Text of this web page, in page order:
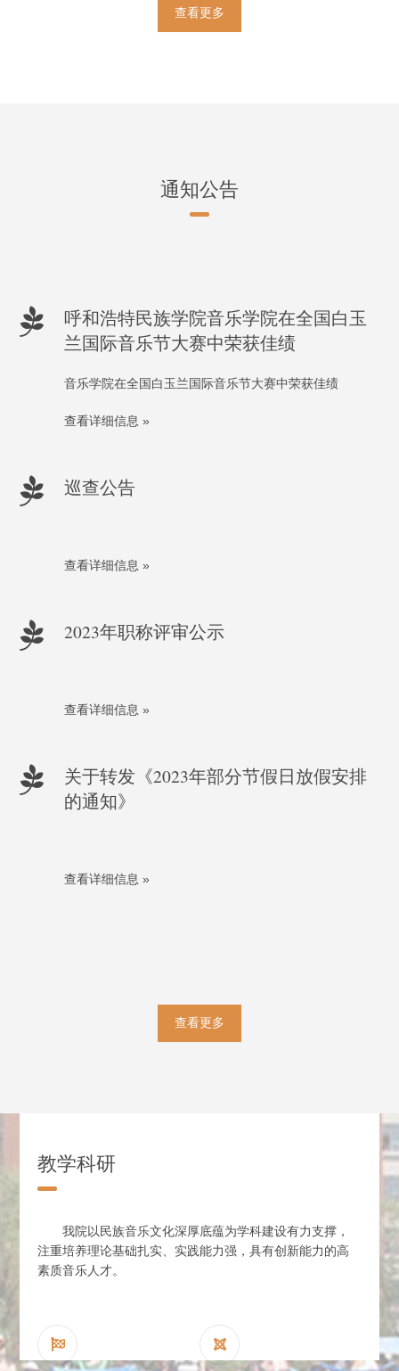
查看更多
通知公告
呼和浩特民族学院音乐学院在全国白玉
兰国际音乐节大赛中荣获佳绩
音乐学院在全国白玉兰国际音乐节大赛中荣获佳绩
查看详细信息 »
巡查公告
查看详细信息 »
2023年职称评审公示
查看详细信息 »
关于转发《2023年部分节假日放假安排
的通知》
查看详细信息 »
查看更多
教学科研
我院以民族音乐文化深厚底蕴为学科建设有力支撑，
注重培养理论基础扎实、实践能力强，具有创新能力的高
素质音乐人才。